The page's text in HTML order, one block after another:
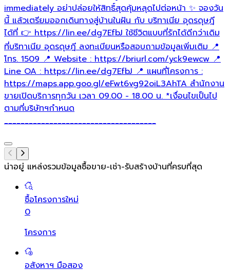
immediately อย่าปล่อยให้สิทธิ์สุดคุ้มหลุดไปต่อหน้า ✨ จองวัน
นี้ แล้วเตรียมออกเดินทางสู่บ้านในฝัน กับ บริทาเนีย อุดรดุษฎี
ได้ที่ 👉 https://lin.ee/dg7EfbJ ใช้ชีวิตแบบที่รักได้ดีกว่าเดิม
ที่บริทาเนีย อุดรดุษฎี ลงทะเบียนหรือสอบถามข้อมูลเพิ่มเติม 📍
โทร. 1509 📍 Website : https://briurl.com/yck9ewcw 📍
Line OA : https://lin.ee/dg7EfbJ 📍 แผนที่โครงการ :
https://maps.app.goo.gl/eFwt6vg92oiL3AhTA สำนักงาน
ขายเปิดบริการทุกวัน เวลา 09.00 - 18.00 น. *เงื่อนไขเป็นไป
ตามที่บริษัทฯกำหนด
_____________________________________
น่าอยู่ แหล่งรวมข้อมูลซื้อขาย-เช่า-รับสร้างบ้านที่ครบที่สุด
ซื้อโครงการใหม่
0
โครงการ
อสังหาฯ มือสอง